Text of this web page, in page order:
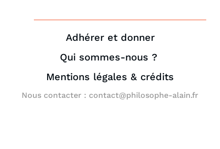
Adhérer et donner
Qui sommes-nous ?
Mentions légales & crédits
Nous contacter : contact@philosophe-alain.fr